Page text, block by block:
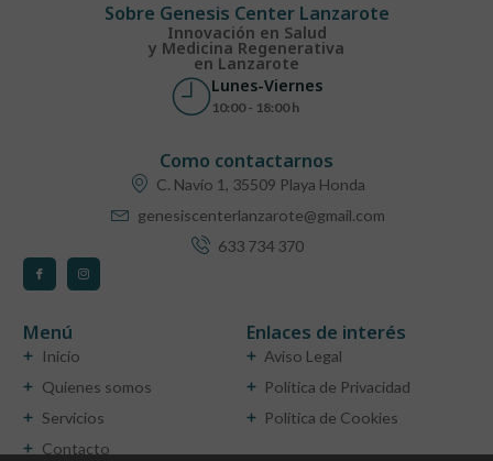
Sobre Genesis Center Lanzarote
Innovación en Salud
y Medicina Regenerativa
en Lanzarote
Lunes-Viernes
10:00 - 18:00 h
Como contactarnos
C. Navío 1, 35509 Playa Honda
genesiscenterlanzarote@gmail.com
633 734 370
Menú
Inicio
Quienes somos
Servicios
Contacto
Enlaces de interés
Aviso Legal
Política de Privacidad
Política de Cookies